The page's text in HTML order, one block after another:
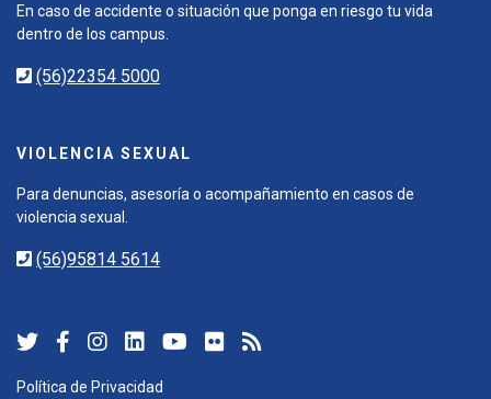
En caso de accidente o situación que ponga en riesgo tu vida
dentro de los campus.
(56)22354 5000
VIOLENCIA SEXUAL
Para denuncias, asesoría o acompañamiento en casos de
violencia sexual.
(56)95814 5614
Política de Privacidad